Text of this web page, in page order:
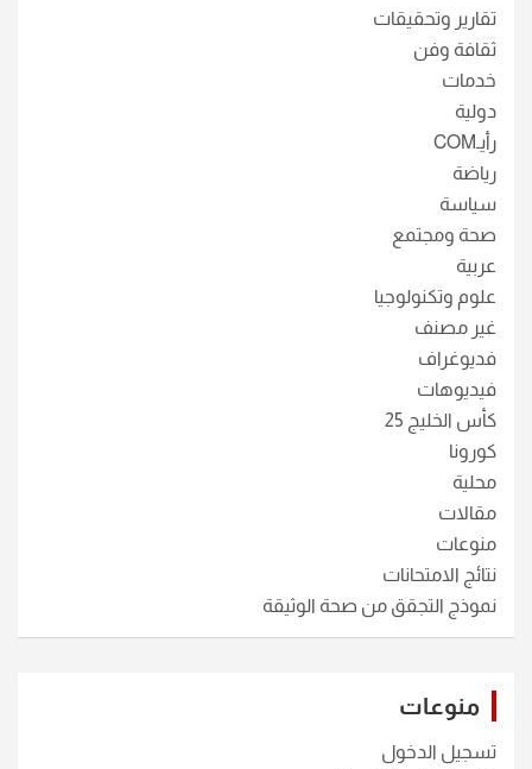
تقارير وتحقيقات
ثقافة وفن
خدمات
دولية
رأيـCOM
رياضة
سياسة
صحة ومجتمع
عربية
علوم وتكنولوجيا
غير مصنف
فديوغراف
فيديوهات
كأس الخليج 25
كورونا
محلية
مقالات
منوعات
نتائج الامتحانات
نموذج التجقق من صحة الوثيقة
منوعات
تسجيل الدخول